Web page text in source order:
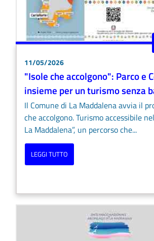
11/05/2026
"Isole che accolgono": Parco e
insieme per un turismo senza
Il Comune di La Maddalena avvia il
che accolgono. Turismo accessibile
La Maddalena”, un percorso che...
LEGGI TUTTO